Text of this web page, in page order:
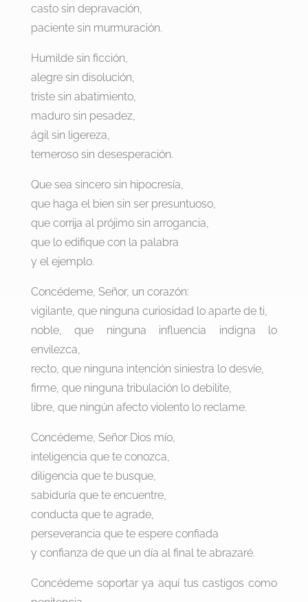
casto sin depravación,
paciente sin murmuración.
Humilde sin ficción,
alegre sin disolución,
triste sin abatimiento,
maduro sin pesadez,
ágil sin ligereza,
temeroso sin desesperación.
Que sea sincero sin hipocresía,
que haga el bien sin ser presuntuoso,
que corrija al prójimo sin arrogancia,
que lo edifique con la palabra
y el ejemplo.
Concédeme, Señor, un corazón:
vigilante, que ninguna curiosidad lo aparte de ti,
noble, que ninguna influencia indigna lo
envilezca,
recto, que ninguna intención siniestra lo desvíe,
firme, que ninguna tribulación lo debilite,
libre, que ningún afecto violento lo reclame.
Concédeme, Señor Dios mío,
inteligencia que te conozca,
diligencia que te busque,
sabiduría que te encuentre,
conducta que te agrade,
perseverancia que te espere confiada
y confianza de que un día al final te abrazaré.
Concédeme soportar ya aquí tus castigos como